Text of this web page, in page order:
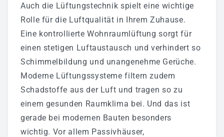
Bildergalerie
Mediathek
Fernwartung
AGB
Referenzen
JETZT BEWERBEN
Auch die Lüftungstechnik spielt eine wichtige
Rolle für die Luftqualität in Ihrem Zuhause.
Eine kontrollierte Wohnraumlüftung sorgt für
einen stetigen Luftaustausch und verhindert so
Schimmelbildung und unangenehme Gerüche.
Moderne Lüftungssysteme filtern zudem
Schadstoffe aus der Luft und tragen so zu
einem gesunden Raumklima bei. Und das ist
gerade bei modernen Bauten besonders
wichtig. Vor allem Passivhäuser,